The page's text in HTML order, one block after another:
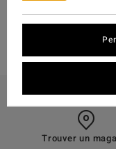
Trouver un